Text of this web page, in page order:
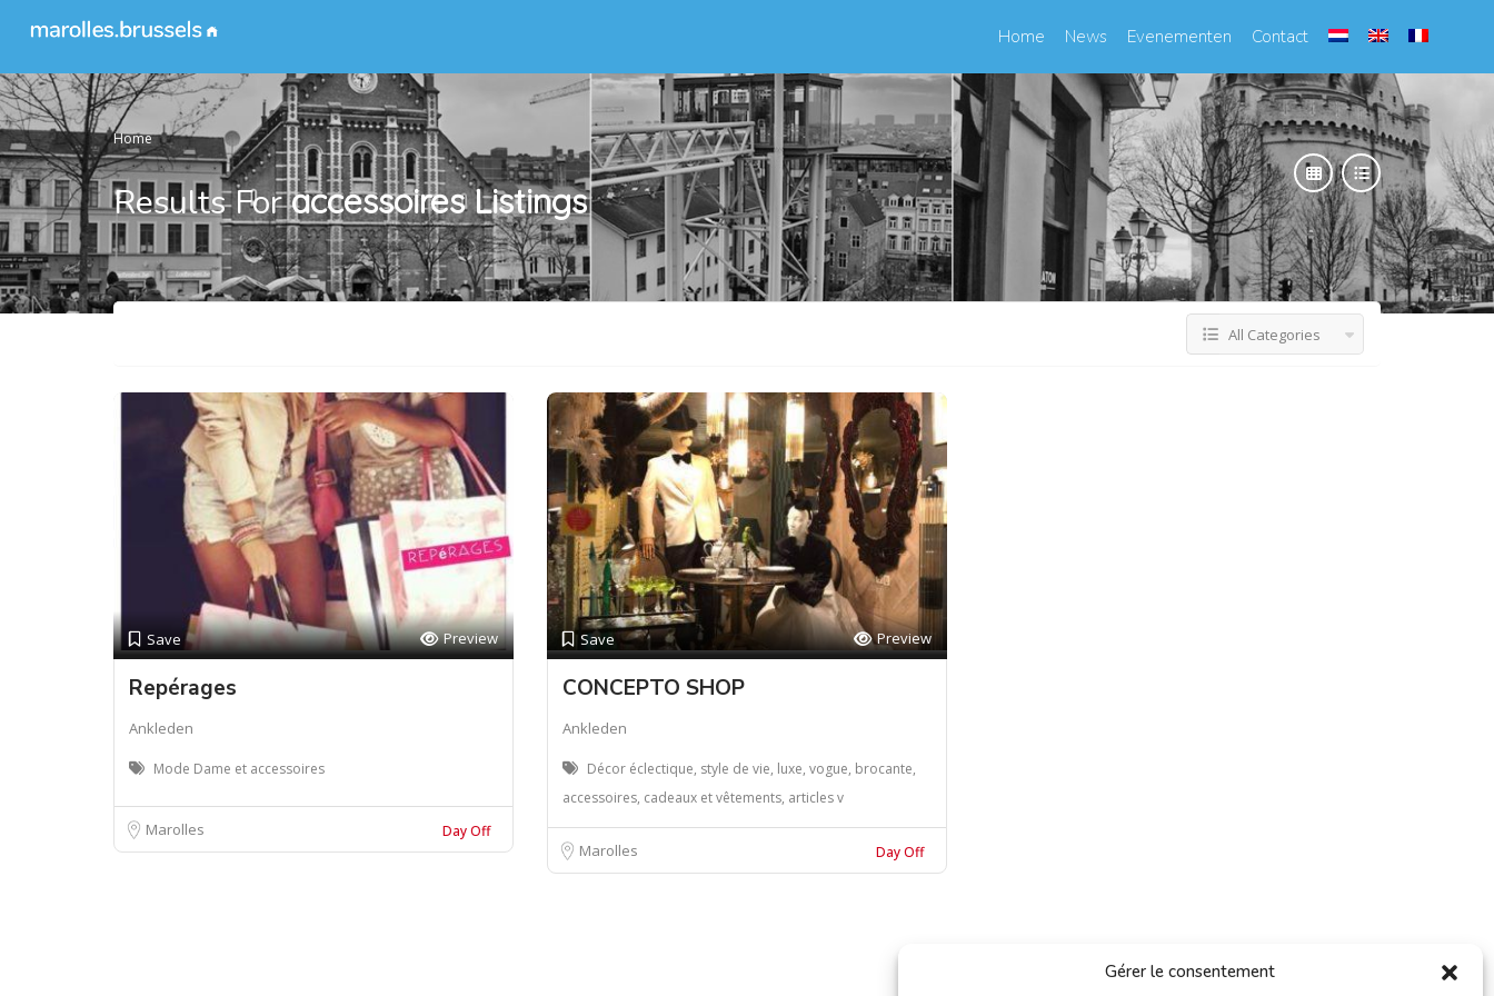
Gérer le consentement
Home News Evenementen Contact
Home
Results Foraccessoires Listings
All Categories
Save Preview
Repérages
Ankleden
Mode Dame et accessoires
Marolles Day Off
Save Preview
CONCEPTO SHOP
Ankleden
Décor éclectique, style de vie, luxe, vogue, brocante,
accessoires, cadeaux et vêtements, articles v
Marolles Day Off